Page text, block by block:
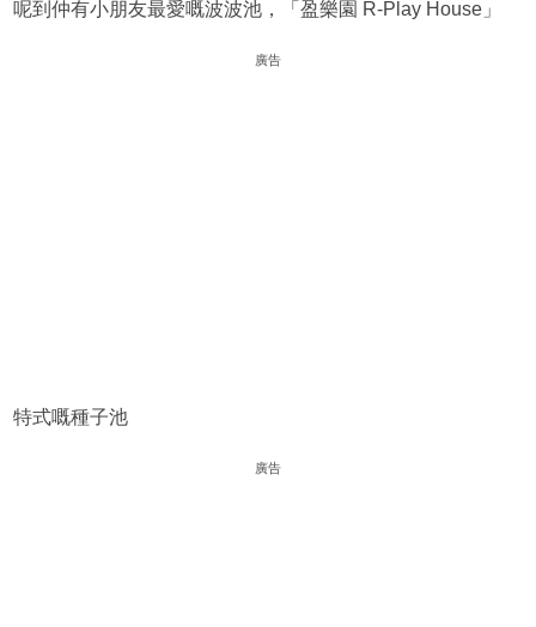
呢到仲有小朋友最愛嘅波波池，「盈樂園 R-Play House」
廣告
特式嘅種子池
廣告